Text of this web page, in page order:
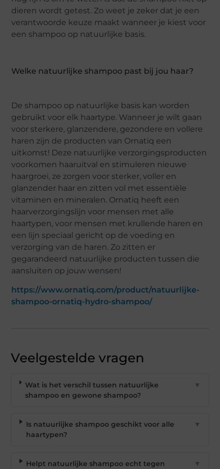
dieren wordt getest. Zo weet je zeker dat je een
verantwoorde keuze maakt wanneer je kiest voor
een shampoo op natuurlijke basis.
Welke natuurlijke shampoo past bij jou haar?
De shampoo op natuurlijke basis kan worden
gebruikt voor elk haartype. Wanneer je wilt gaan
voor sterkere, glanzendere, gezondere en vollere
haren zijn de producten van Ornatiq een
uitkomst! Deze natuurlijke verzorgingsproducten
voorkomen haaruitval en stimuleren nieuwe
haargroei, ze zorgen voor sterker, voller en
glanzender haar en zitten vol met essentiële
vitaminen en mineralen. Ornatiq heeft een
haarverzorgingslijn voor mensen met alle
haartypen, voor mensen met krullende haren en
een lijn speciaal gericht op de voeding en
verzorging van de haren. Zo zitten er
gegarandeerd natuurlijke producten tussen die
aansluiten op jouw wensen!
https://www.ornatiq.com/product/natuurlijke-
shampoo-ornatiq-hydro-shampoo/
Veelgestelde vragen
Wat is het verschil tussen natuurlijke
shampoo en gewone shampoo?
▼
Is natuurlijke shampoo geschikt voor alle
haartypen?
▼
Helpt natuurlijke shampoo echt tegen
▼